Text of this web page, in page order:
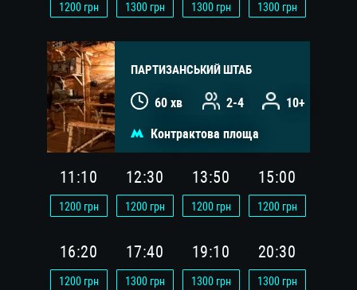
1200грн 1300грн 1300грн 1300грн
ПАРТИЗАНСЬКИЙ ШТАБ
60 хв 2-4 10+
Контрактова площа
11:10
1200грн
12:30
1200грн
13:50
1200грн
15:00
1200грн
16:20
1200грн
17:40
1300грн
19:10
1300грн
20:30
1300грн